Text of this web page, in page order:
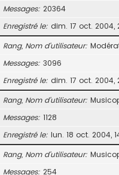
Messages 20364
Enregistré le dim. 17 oct. 2004,
Rang, Nom d’utilisateur
Messages 3096
Enregistré le dim. 17 oct. 2004,
Rang, Nom d’utilisateur
Messages 1128
Enregistré le lun. 18 oct. 2004,
Rang, Nom d’utilisateur
Messages 254